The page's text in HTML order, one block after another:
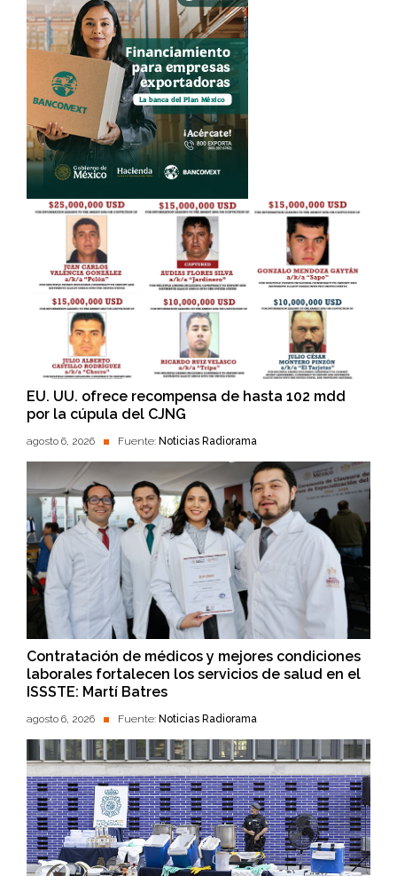
EU. UU. ofrece recompensa de hasta 102 mdd
por la cúpula del CJNG
agosto 6, 2026 Fuente: Noticias Radiorama
Contratación de médicos y mejores condiciones
laborales fortalecen los servicios de salud en el
ISSSTE: Martí Batres
agosto 6, 2026 Fuente: Noticias Radiorama